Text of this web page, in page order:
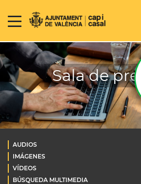
Sala de
AUDIOS
IMÁGENES
VÍDEOS
BÚSQUEDA MULTIMEDIA